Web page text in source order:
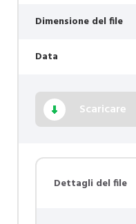
Dimensione del file
Data
Scaricare
Dettagli del file